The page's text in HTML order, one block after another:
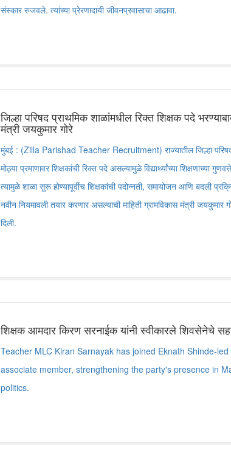
संस्कार रुजवले. त्यांच्या प्रेरणादायी जीवनप्रवासाचा आढावा.
जिल्हा परिषद प्राथमिक शाळांमधील रिक्त शिक्षक पदे
मंत्री जयकुमार गोरे
मुंबई : (Zilla Parishad Teacher Recruitment) राज्यातील जिल्हा
मोठ्या प्रमाणावर शिक्षकांची रिक्त पदे असल्यामुळे विद्यार्थ्यांच्या शिक्षणाच्या
त्यामुळे शाळा सुरू होण्यापूर्वीच शिक्षकांची पदोन्नती, समायोजन आणि बदली
नवीन नियमावली तयार करणार असल्याची माहिती ग्रामविकास मंत्री जयकुमार
दिली.
शिक्षक आमदार किरण सरनाईक यांनी स्वीकारले शिवसेनेचे
Teacher MLC Kiran Sarnayak has joined Eknath Shinde-
associate member, strengthening the party's presence in
politics.